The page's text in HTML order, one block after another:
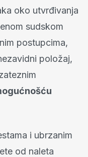
oko utvrđivanja
sudskom
postupcima,
položaj,
i ubrzanim
od naleta